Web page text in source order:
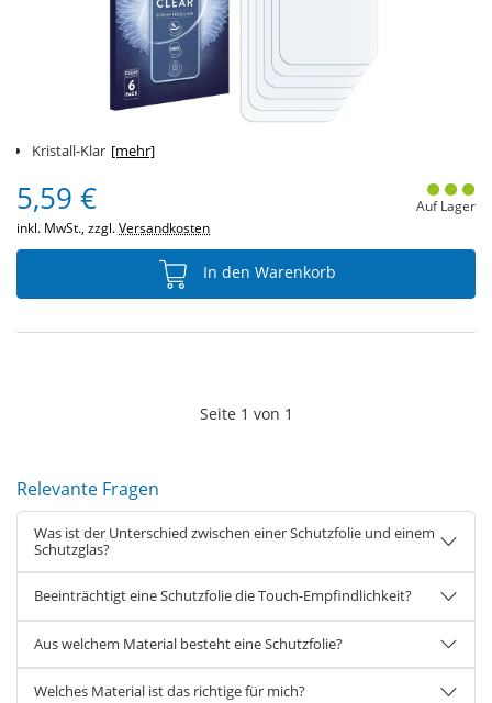
Kristall-Klar [mehr]
5,59 €
inkl. MwSt., zzgl.Versandkosten
Auf Lager
In den Warenkorb
Seite 1 von 1
Relevante Fragen
Was ist der Unterschied zwischen einer Schutzfolie und einem
Schutzglas?
Beeinträchtigt eine Schutzfolie die Touch-Empfindlichkeit?
Aus welchem Material besteht eine Schutzfolie?
Welches Material ist das richtige für mich?